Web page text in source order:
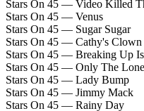
Stars On 45 — Video Killed
Stars On 45 — Venus
Stars On 45 — Sugar Sugar
Stars On 45 — Cathy's Clown
Stars On 45 — Breaking Up
Stars On 45 — Only The
Stars On 45 — Lady Bump
Stars On 45 — Jimmy Mack
Stars On 45 — Rainy Day